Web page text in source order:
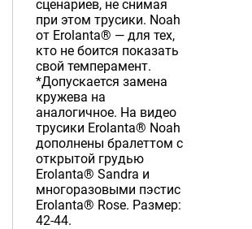
сценариев, не снимая
при этом трусики. Noah
от Erolanta® — для тех,
кто не боится показать
свой темперамент.
*Допускается замена
кружева на
аналогичное. На видео
трусики Erolanta® Noah
дополнены бралеттом с
открытой грудью
Erolanta® Sandra и
многоразовыми пэстис
Erolanta® Rose. Размер:
42-44.